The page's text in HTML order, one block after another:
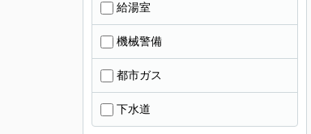
給湯室
機械警備
都市ガス
下水道